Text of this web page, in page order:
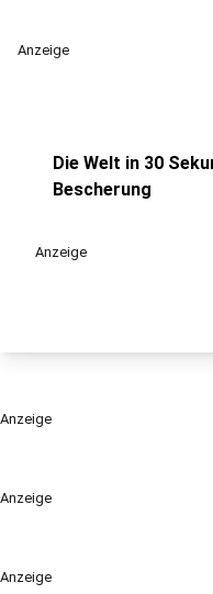
Anzeige
Anzeige
Anzeige
Die Welt in 30
Bescherung
Anzeige
Anzeige